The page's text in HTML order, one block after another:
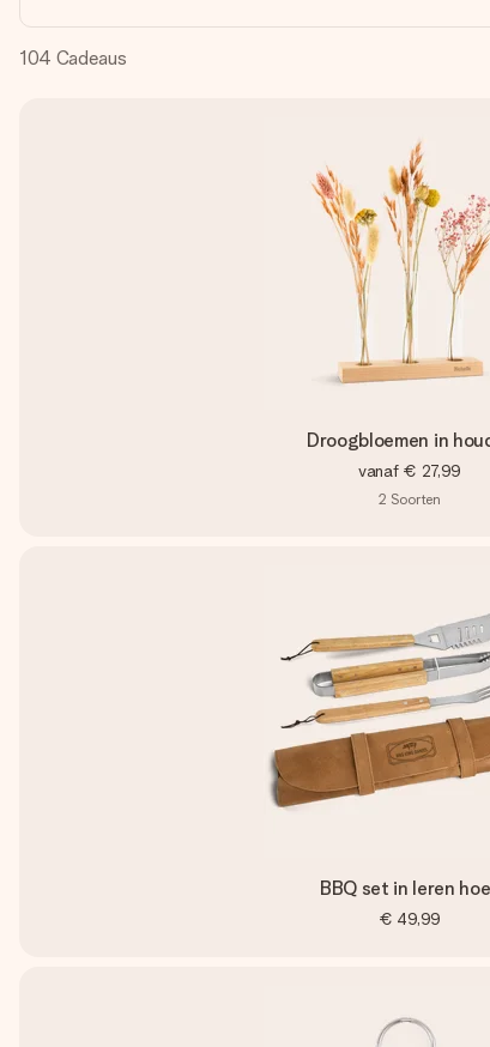
104 Cadeaus
Droogbloemen in
vanaf € 27,99
2 Soorten
BBQ set in leren
€ 49,99